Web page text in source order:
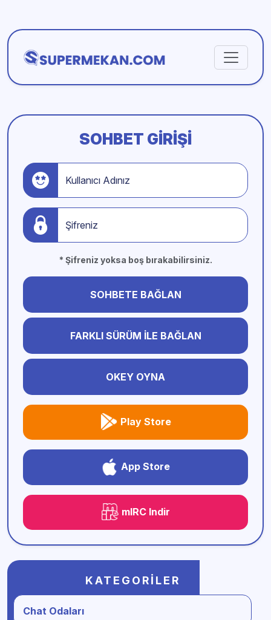
SOHBET GIRIŞI
Kullanıcı Adınız
Şifreniz
* Şifreniz yoksa boş bırakabilirsiniz.
SOHBETE BAĞLAN
FARKLI SÜRÜM İLE BAĞLAN
OKEY OYNA
Play Store
App Store
mIRC Indir
KATEGORILER
Chat Odaları